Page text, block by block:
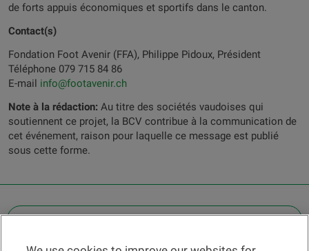
de forts appuis économiques et sportifs dans le canton.
Contact(s)
Fondation Foot Avenir (FFA), Philippe Pidoux, Président
Téléphone 079 715 84 86
E-mail info@footavenir.ch
Note à la rédaction: Au titre des sociétés vaudoises qui
soutiennent ce projet, la BCV contribue à la communication de
cet événement, raison pour laquelle ce message est publié
sous cette forme.